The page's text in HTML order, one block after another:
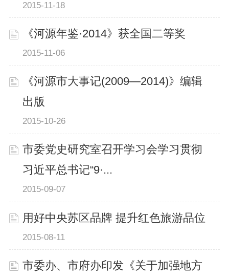
2015-11-18
《河源年鉴·2014》获全国二等奖
2015-11-06
《河源市大事记(2009—2014)》编辑
出版
2015-10-26
市委党史研究室召开学习会学习贯彻
习近平总书记“9·...
2015-09-07
用好中央苏区品牌 提升红色旅游品位
2015-08-11
市委办、市府办印发《关于加强地方